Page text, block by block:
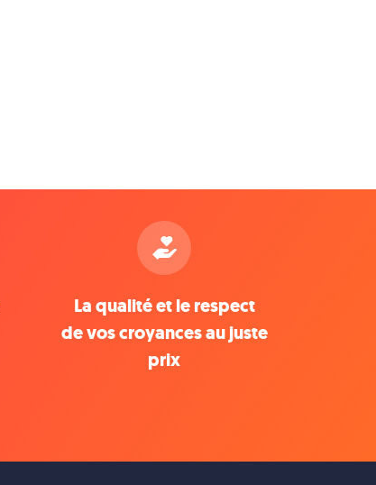
La qualité et le respect
de vos croyances au juste
prix